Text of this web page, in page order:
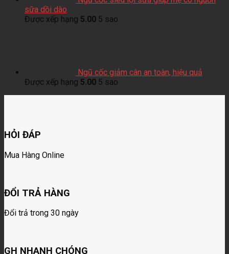
sữa dồi dào
Được xếp hạng 5.00 5 sao
Ngũ cốc giảm cân an toàn, hiệu quả
Được xếp hạng 5.00 5 sao
HỎI ĐÁP
Mua Hàng Online
ĐỔI TRẢ HÀNG
Đổi trả trong 30 ngày
GH NHANH CHÓNG